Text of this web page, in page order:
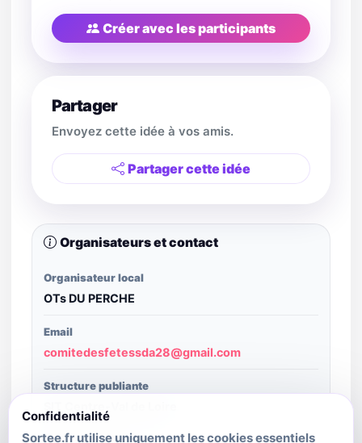
Créer avec les participants
Partager
Envoyez cette idée à vos amis.
Partager cette idée
Organisateurs et contact
Organisateur local
OTs DU PERCHE
Email
comitedesfetessda28@gmail.com
Structure publiante
Crédit image
Confidentialité
Sortee.fr utilise uniquement les cookies essentiels